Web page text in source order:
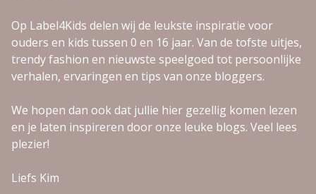
Op Label4Kids delen wij de leukste inspiratie voor
ouders en kids tussen 0 en 16 jaar. Van de tofste uitjes,
trendy fashion en nieuwste speelgoed tot persoonlijke
verhalen, ervaringen en tips van onze bloggers.
We hopen dan ook dat jullie hier gezellig komen lezen
en je laten inspireren door onze leuke blogs. Veel lees
plezier!
Liefs Kim